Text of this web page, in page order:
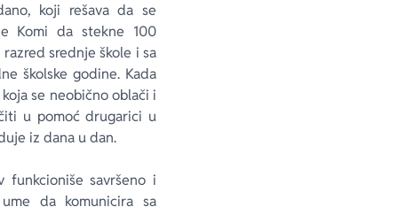
koji rešava da se
Komi da stekne 100
srednje škole i sa
školske godine. Kada
se neobično oblači i
u pomoć drugarici u
iz dana u dan.
funkcioniše savršeno i
da komunicira sa